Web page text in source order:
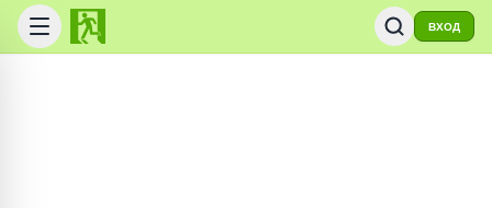
ВХОД